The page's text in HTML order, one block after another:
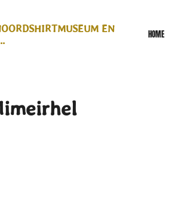
EN
HOME